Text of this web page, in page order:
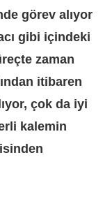
görev alıyor
gibi içindeki
zaman
itibaren
çok da iyi
kalemin